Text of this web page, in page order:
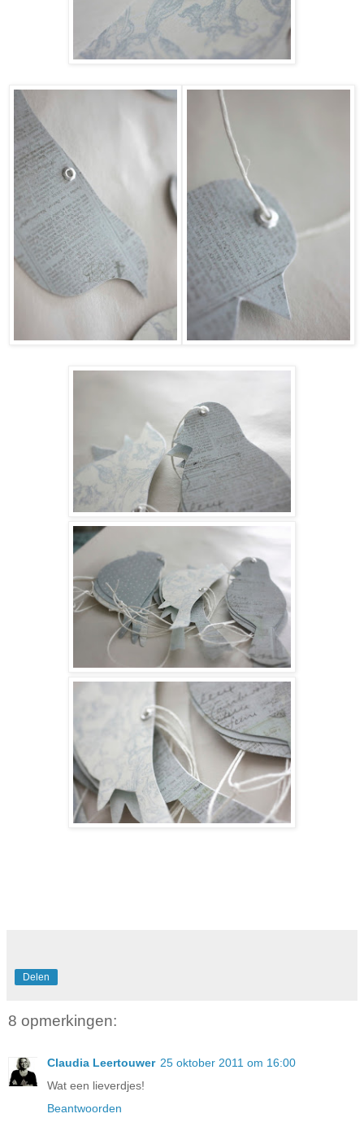
Delen
8 opmerkingen:
Claudia Leertouwer 25 oktober 2011 om 16:00
Wat een lieverdjes!
Beantwoorden